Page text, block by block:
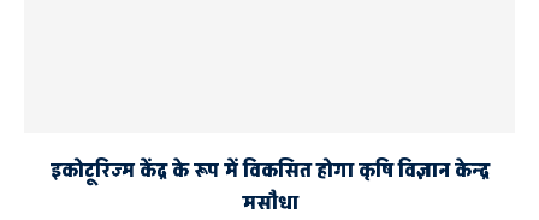
इकोटूरिज्म केंद्र के रूप में विकसित होगा कृषि विज्ञान केन्द्र
मसौधा